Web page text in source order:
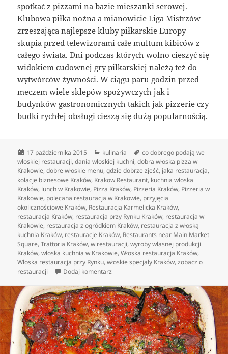
spotkać z pizzami na bazie mieszanki serowej.
Klubowa piłka nożna a mianowicie Liga Mistrzów
zrzeszająca najlepsze kluby piłkarskie Europy
skupia przed telewizorami całe multum kibiców z
całego świata. Dni podczas których wolno cieszyć się
widokiem cudownej gry piłkarskiej należą też do
wytwórców żywności. W ciągu paru godzin przed
meczem wiele sklepów spożywczych jak i
budynków gastronomicznych takich jak pizzerie czy
budki rychłej obsługi cieszą się dużą popularnością.
Data
publikacji
17 października 2015 Kategorie
kulinaria Tagi
co dobrego podają we
włoskiej restauracji,dania włoskiej kuchni,dobra włoska pizza w
Krakowie,dobre włoskie menu,gdzie dobrze zjeść, jaka restauracja,
kolacje biznesowe Kraków, Krakow Restaurant, kuchnia włoska
Kraków, lunch w Krakowie, Pizza Kraków, Pizzeria Kraków, Pizzeria w
Krakowie, polecana restauracja w Krakowie, przyjęcia
okolicznościowe Kraków, Restauracja Karmelicka Kraków,
restauracja Kraków, restauracja przy Rynku Kraków, restauracja w
Krakowie, restauracja z ogródkiem Kraków, restauracja z włoską
kuchnia Kraków, restauracje Kraków, Restaurants near Main Market
Square,Trattoria Kraków,w restauracji,wyroby własnej produkcji
Kraków,włoska kuchnia w Krakowie,Włoska restauracja Kraków,
Włoska restauracja przy Rynku,włoskie specjały Kraków,zobacz o
restauracji
Dodaj komentarz